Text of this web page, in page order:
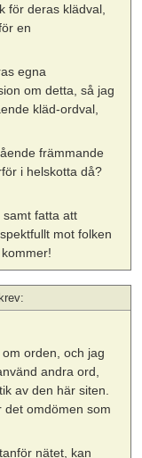
för deras klädval,
en
egna
om detta, så jag
kläd-ordval,
främmande
i helskotta då?
samt fatta att
mot folken
orden, och jag
andra ord,
av den här siten.
det omdömen som
nätet, kan